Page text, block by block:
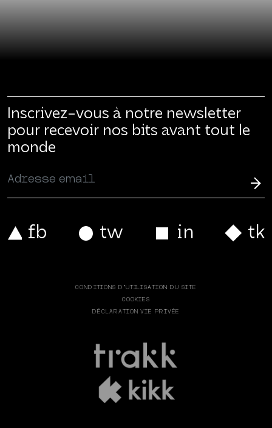
Inscrivez-vous à notre newsletter
pour recevoir nos bits avant tout le
monde
CONDITIONS D’UTILISATION DU SITE
COOKIES
DÉCLARATION VIE PRIVÉE